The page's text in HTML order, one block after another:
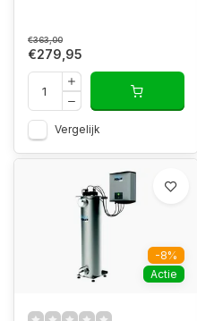
€363,00
€279,95
Vergelijk
-8%
Actie